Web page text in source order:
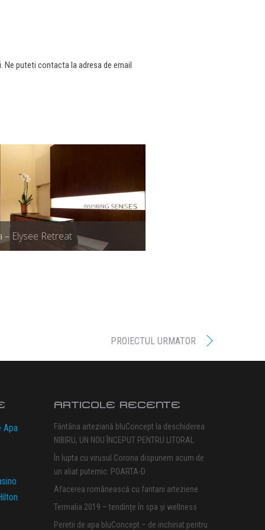
puteti contacta la adresa de email
– Elysee Retreat
PROIECTUL URMATOR
Apa
ARTICOLE RECENTE
Fântâna arteziană bluConcept la deschiderea
NIBIRU, UN NOU ÎNCEPUT PENTRU LITORAL
În lupta cu virusul Corona dispunem acum de
un aliat puternic: POARTA-D
Afacerea românească cu fantani arteziene
Termalia 2019 – tendințe în spa și wellness
Peretii de apa bluConcept – de inchiriat pentru